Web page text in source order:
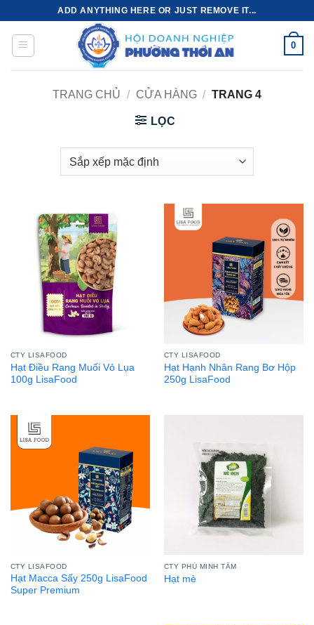
dung
ADD ANYTHING HERE OR JUST REMOVE IT...
0
TRANG CHỦ / CỬA HÀNG / TRANG 4
LỌC
CTY LISAFOOD
Hạt Điều Rang Muối Vỏ Lụa
100g LisaFood
CTY LISAFOOD
Hạt Hạnh Nhân Rang Bơ Hộp
250g LisaFood
CTY LISAFOOD
Hạt Macca Sấy 250g LisaFood
Super Premium
CTY PHÚ MINH TÂM
Hạt mè